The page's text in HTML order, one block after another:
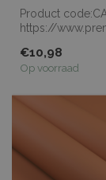
Product
https://
€10,98
Op voorraad